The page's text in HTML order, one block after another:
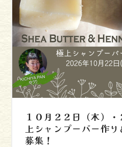
１０月２２日（木）
上シャンプーバー作
募集！